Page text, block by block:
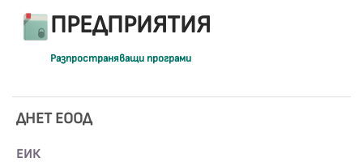
ПРЕДПРИЯТИЯ
Разпространяващи програми
ДНЕТ ЕООД
ЕИК